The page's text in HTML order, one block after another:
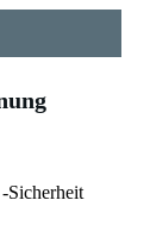
Sicherheit